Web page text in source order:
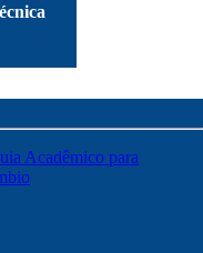
Acadêmico para